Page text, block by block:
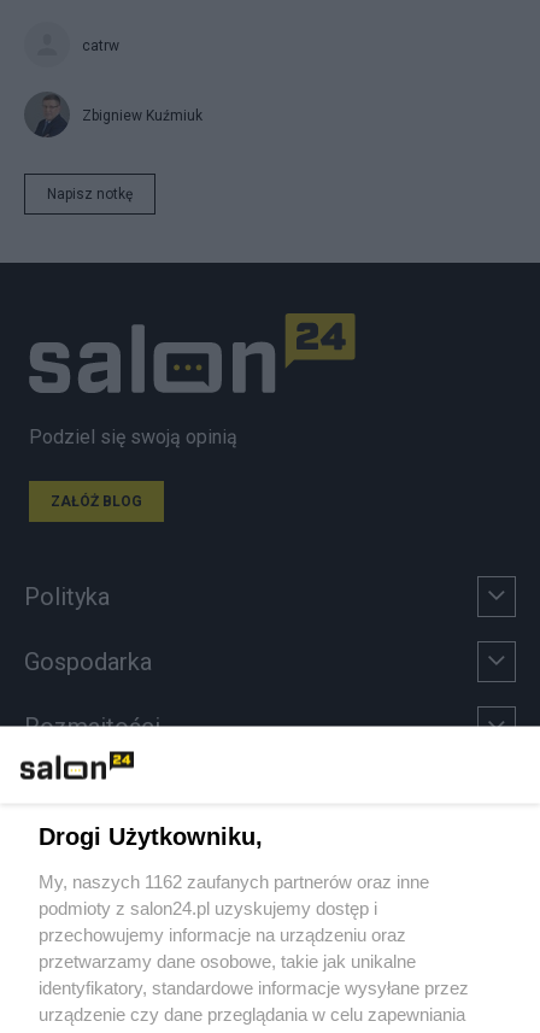
catrw
Zbigniew Kuźmiuk
Napisz notkę
Podziel się swoją opinią
ZAŁÓŻ BLOG
Polityka
Gospodarka
Rozmaitości
Sport
Społeczeństwo
Kultura
Drogi Użytkowniku,
My, naszych 1162 zaufanych partnerów oraz inne
podmioty z salon24.pl uzyskujemy dostęp i
przechowujemy informacje na urządzeniu oraz
przetwarzamy dane osobowe, takie jak unikalne
identyfikatory, standardowe informacje wysyłane przez
urządzenie czy dane przeglądania w celu zapewniania